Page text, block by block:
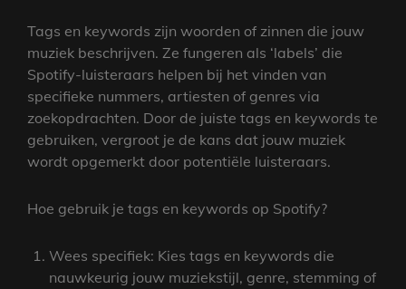
Tags en keywords zijn woorden of zinnen die jouw
muziek beschrijven. Ze fungeren als ‘labels’ die
Spotify-luisteraars helpen bij het vinden van
specifieke nummers, artiesten of genres via
zoekopdrachten. Door de juiste tags en keywords te
gebruiken, vergroot je de kans dat jouw muziek
wordt opgemerkt door potentiële luisteraars.
Hoe gebruik je tags en keywords op Spotify?
Wees specifiek: Kies tags en keywords die
nauwkeurig jouw muziekstijl, genre, stemming of